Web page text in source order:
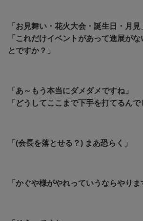
「お見舞い・花火大会・誕生日・月見
「これだけイベントがあって進展が
とですか？」
「あ～もう本当にダメダメですね」
「どうしてここまで下手を打てるんで
「(会長を落とせる？) まあ恐らく」
「かぐや様がやれっていうならやりま